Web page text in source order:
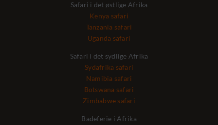
Safari i det østlige Afrika
Kenya safari
Tanzania safari
Uganda safari
Safari i det sydlige Afrika
Sydafrika safari
Namibia safari
Botswana safari
Zimbabwe safari
Badeferie i Afrika